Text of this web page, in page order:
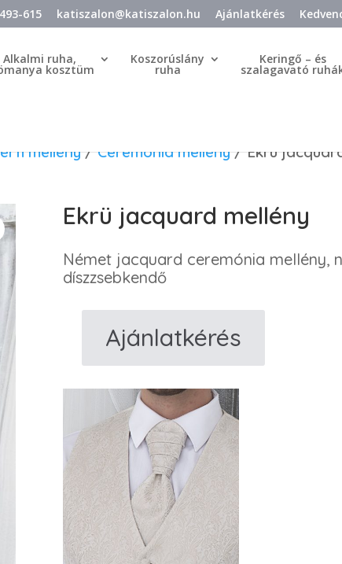
615 katiszalon@katiszalon.hu Ajánlatkérés
Alkalmi ruha,
kosztüm
Koszorúslány
ruha
Keringő – és
szalagavató
mellény/Ceremónia mellény/ Ekrü
Ekrü jacquard mellény
Német jacquard ceremónia mellény,
díszzsebkendő
jacquard
mennyiség
Ajánlatkérés